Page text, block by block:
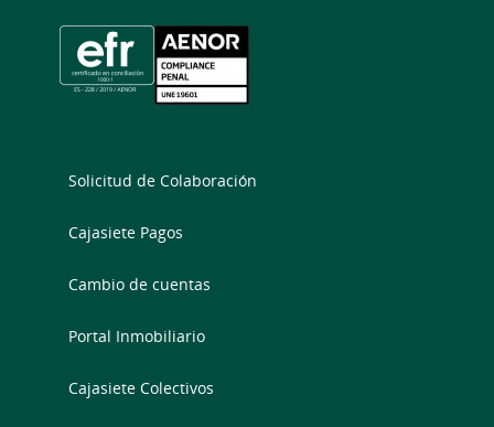
Solicitud de Colaboración
Cajasiete Pagos
Cambio de cuentas
Portal Inmobiliario
Cajasiete Colectivos